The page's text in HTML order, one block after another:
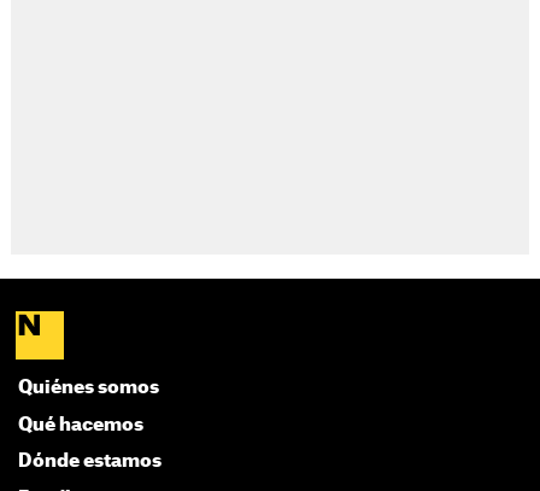
Quiénes somos
Qué hacemos
Dónde estamos